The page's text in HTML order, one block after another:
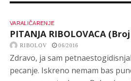
VARALIČARENJE
PITANJA RIBOLOVACA
RIBOLOV 06/2016
Zdravo, ja sam
pecanje. Iskreno nemam bas